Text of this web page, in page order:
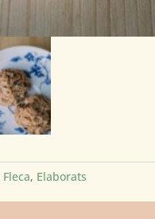
Fleca, Elaborats